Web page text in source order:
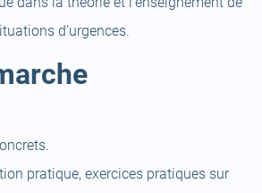
d’urgences.
pratique, exercices pratiques sur